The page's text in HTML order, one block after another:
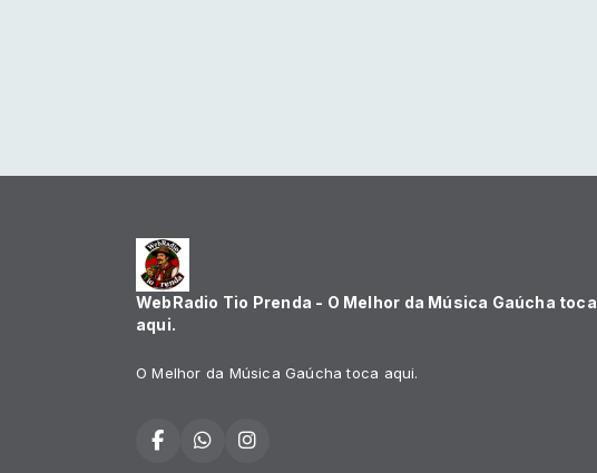
WebRadio Tio Prenda - O Melhor da Música Gaúcha toca
aqui.
O Melhor da Música Gaúcha toca aqui.